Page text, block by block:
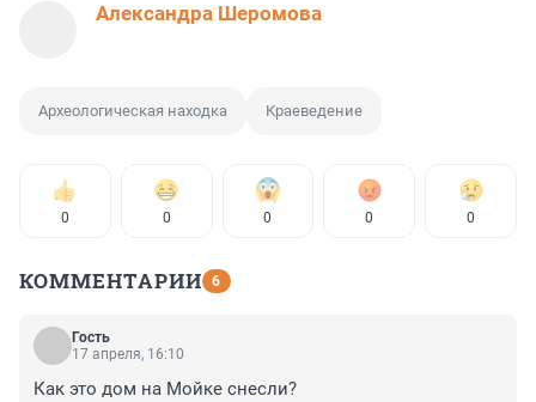
Александра Шеромова
Археологическая находка Краеведение
0 0 0 0 0
КОММЕНТАРИИ 6
Гость
17 апреля, 16:10
Как это дом на Мойке снесли?